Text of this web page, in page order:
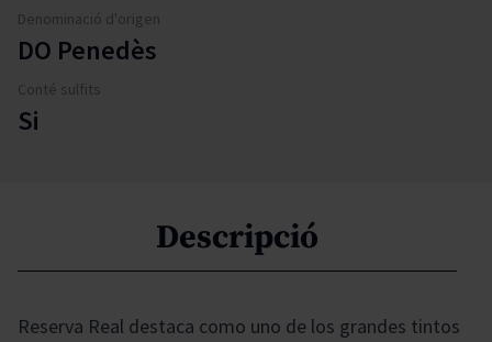
Denominació d'origen
DO Penedès
Conté sulfits
Si
Descripció
Reserva Real destaca como uno de los grandes tintos